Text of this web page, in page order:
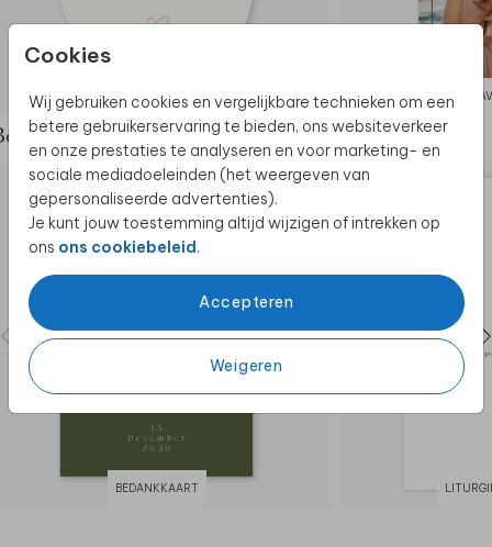
Cookies
Wij gebruiken cookies en vergelijkbare technieken om een
betere gebruikerservaring te bieden, ons websiteverkeer
en onze prestaties te analyseren en voor marketing- en
sociale mediadoeleinden (het weergeven van
gepersonaliseerde advertenties).
Je kunt jouw toestemming altijd wijzigen of intrekken op
ons ons cookiebeleid.
Accepteren
Weigeren
SAVE THE DATE
de complete set
BEDANKKAART